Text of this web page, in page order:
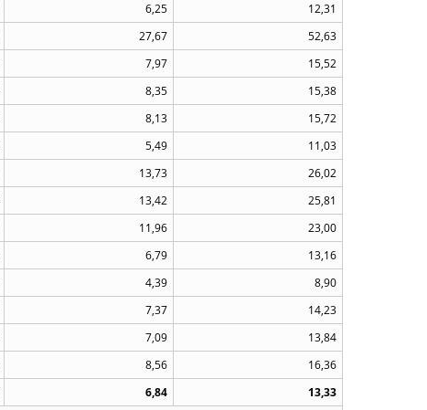
6,25
12,31
27,67
52,63
7,97
15,52
8,35
15,38
8,13
15,72
5,49
11,03
13,73
26,02
13,42
25,81
11,96
23,00
6,79
13,16
4,39
8,90
7,37
14,23
7,09
13,84
8,56
16,36
6,84
13,33